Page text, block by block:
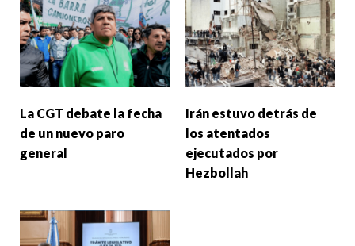
La CGT debate la fecha
de un nuevo paro
general
Irán estuvo detrás de
los atentados
ejecutados por
Hezbollah